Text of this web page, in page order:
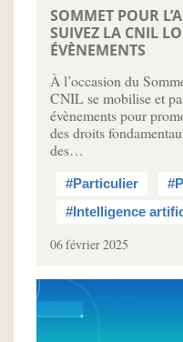
SOMMET POUR
SUIVEZ LA CNIL
ÉVÈNEMENTS
À l’occasion du
CNIL se mobilise et
évènements pour
des droits
des…
#Particulier
#Intelligence
06 février 2025